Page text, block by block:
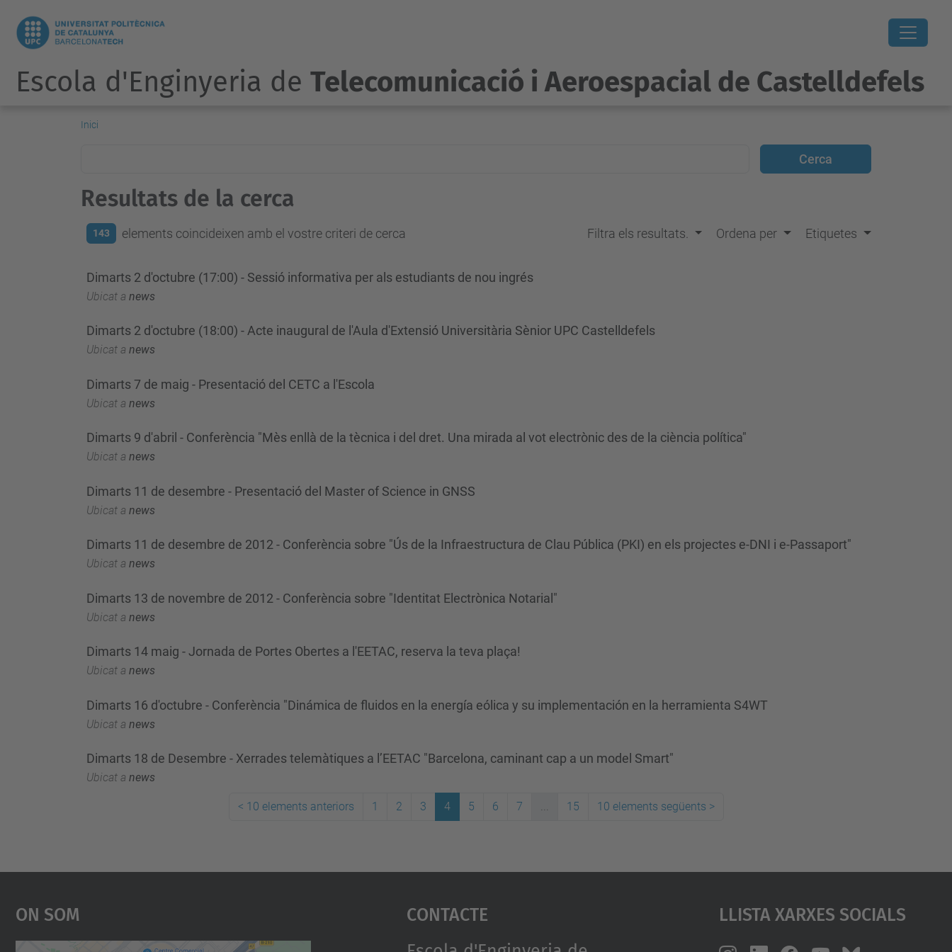
Escola d'Enginyeria de Telecomunicació i Aeroespacial de Castelldefels
Inici
Resultats de la cerca
143 elements coincideixen amb el vostre criteri de cerca Filtra els resultats. Ordena per Etiquetes
Dimarts 2 d'octubre (17:00) - Sessió informativa per als estudiants de nou ingrés
Ubicat a news
Dimarts 2 d'octubre (18:00) - Acte inaugural de l'Aula d'Extensió Universitària Sènior UPC Castelldefels
Ubicat a news
Dimarts 7 de maig - Presentació del CETC a l'Escola
Ubicat a news
Dimarts 9 d'abril - Conferència "Mès enllà de la tècnica i del dret. Una mirada al vot electrònic des de la ciència política"
Ubicat a news
Dimarts 11 de desembre - Presentació del Master of Science in GNSS
Ubicat a news
Dimarts 11 de desembre de 2012 - Conferència sobre "Ús de la Infraestructura de Clau Pública (PKI) en els projectes e-DNI i e-Passaport"
Ubicat a news
Dimarts 13 de novembre de 2012 - Conferència sobre "Identitat Electrònica Notarial"
Ubicat a news
Dimarts 14 maig - Jornada de Portes Obertes a l'EETAC, reserva la teva plaça!
Ubicat a news
Dimarts 16 d'octubre - Conferència "Dinámica de fluidos en la energía eólica y su implementación en la herramienta S4WT
Ubicat a news
Dimarts 18 de Desembre - Xerrades telemàtiques a l’EETAC "Barcelona, caminant cap a un model Smart"
Ubicat a news
< 10 elements anteriors 1 2 3 4 5 6 7 ... 15 10 elements següents >
On Som Contacte Llista Xarxes Socials